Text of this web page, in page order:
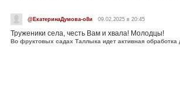
@ЕкатеринаДумова-о8и 09.02.2025 в 20:45
Труженики села, честь Вам и хвала! Молодцы!
Во фруктовых садах Таллыка идет активная обработка